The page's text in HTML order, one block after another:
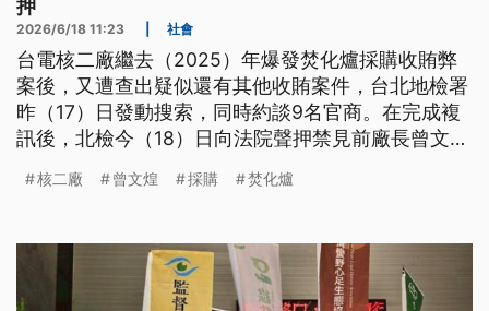
押
2026/6/18 11:23 社會
台電核二廠繼去（2025）年爆發焚化爐採購收賄弊
案後，又遭查出疑似還有其他收賄案件，台北地檢署
昨（17）日發動搜索，同時約談9名官商。在完成複
訊後，北檢今（18）日向法院聲押禁見前廠長曾文
分別依30萬至500萬不等交保，其餘3人請回。
核二廠 曾文煌 採購 焚化爐